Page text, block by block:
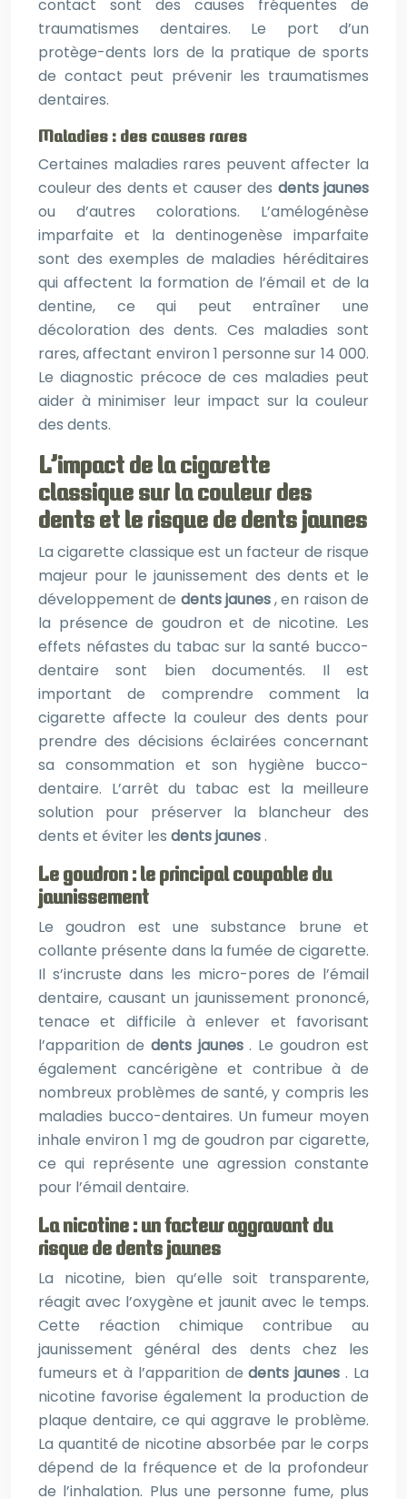
contact sont des causes fréquentes de
traumatismes dentaires. Le port d’un
protège-dents lors de la pratique de sports
de contact peut prévenir les traumatismes
dentaires.
Maladies : des causes rares
Certaines maladies rares peuvent affecter la
couleur des dents et causer des dents jaunes
ou d’autres colorations. L’amélogénèse
imparfaite et la dentinogenèse imparfaite
sont des exemples de maladies héréditaires
qui affectent la formation de l’émail et de la
dentine, ce qui peut entraîner une
décoloration des dents. Ces maladies sont
rares, affectant environ 1 personne sur 14 000.
Le diagnostic précoce de ces maladies peut
aider à minimiser leur impact sur la couleur
des dents.
L’impact de la cigarette
classique sur la couleur des
dents et le risque de dents jaunes
La cigarette classique est un facteur de risque
majeur pour le jaunissement des dents et le
développement de dents jaunes, en raison de
la présence de goudron et de nicotine. Les
effets néfastes du tabac sur la santé bucco-
dentaire sont bien documentés. Il est
important de comprendre comment la
cigarette affecte la couleur des dents pour
prendre des décisions éclairées concernant
sa consommation et son hygiène bucco-
dentaire. L’arrêt du tabac est la meilleure
solution pour préserver la blancheur des
dents et éviter les dents jaunes.
Le goudron : le principal coupable du
jaunissement
Le goudron est une substance brune et
collante présente dans la fumée de cigarette.
Il s’incruste dans les micro-pores de l’émail
dentaire, causant un jaunissement prononcé,
tenace et difficile à enlever et favorisant
l’apparition de dents jaunes. Le goudron est
également cancérigène et contribue à de
nombreux problèmes de santé, y compris les
maladies bucco-dentaires. Un fumeur moyen
inhale environ 1 mg de goudron par cigarette,
ce qui représente une agression constante
pour l’émail dentaire.
La nicotine : un facteur aggravant du
risque de dents jaunes
La nicotine, bien qu’elle soit transparente,
réagit avec l’oxygène et jaunit avec le temps.
Cette réaction chimique contribue au
jaunissement général des dents chez les
fumeurs et à l’apparition dedents jaunes. La
nicotine favorise également la production de
plaque dentaire, ce qui aggrave le problème.
La quantité de nicotine absorbée par le corps
dépend de la fréquence et de la profondeur
de l’inhalation. Plus une personne fume, plus